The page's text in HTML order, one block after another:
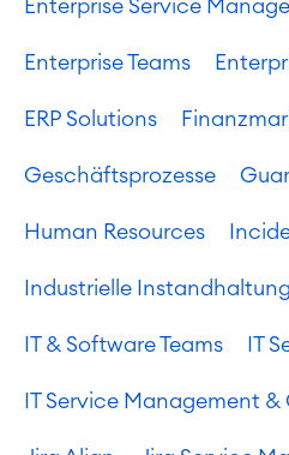
DevOps
Agile
IT
Service
Enterprise Service
Enterprise Teams
ERP Solutions
Geschäftsprozesse
Human Resources
Industrielle Instandhaltung
IT & Software Teams IT
IT Service Management &